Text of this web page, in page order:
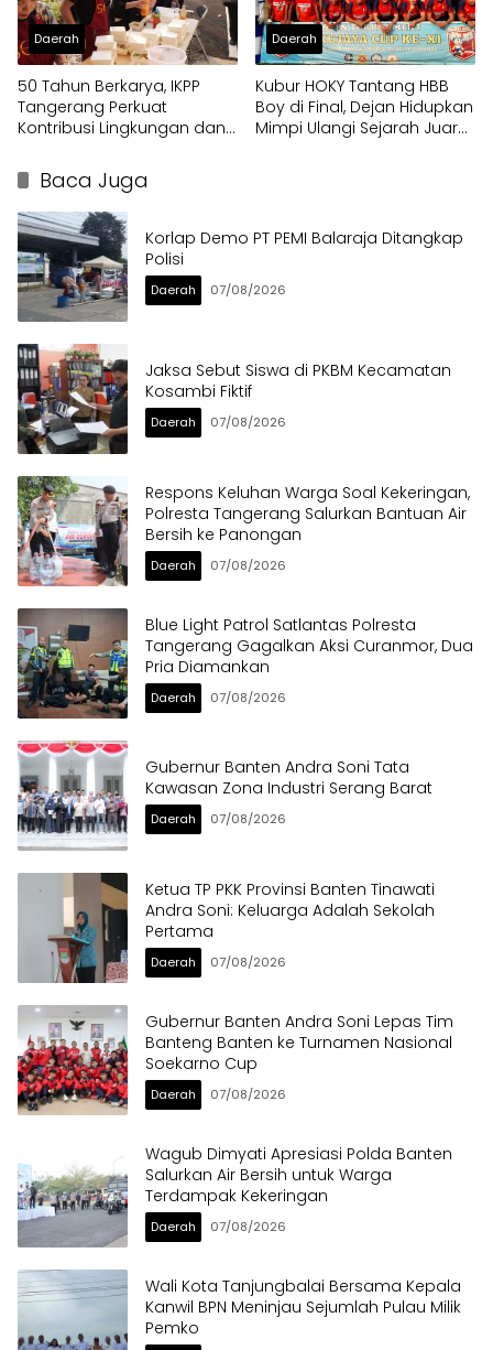
Daerah
50 Tahun Berkarya, IKPP
Tangerang Perkuat
Kontribusi Lingkungan dan
Penghargaan Berkelanjutan
Daerah
Kubur HOKY Tantang HBB
Boy di Final, Dejan Hidupkan
Mimpi Ulangi Sejarah Juara
Baca Juga
Korlap Demo PT PEMI Balaraja Ditangkap
Polisi
Daerah 07/08/2026
Jaksa Sebut Siswa di PKBM Kecamatan
Kosambi Fiktif
Daerah 07/08/2026
Respons Keluhan Warga Soal Kekeringan,
Polresta Tangerang Salurkan Bantuan Air
Bersih ke Panongan
Daerah 07/08/2026
Blue Light Patrol Satlantas Polresta
Tangerang Gagalkan Aksi Curanmor, Dua
Pria Diamankan
Daerah 07/08/2026
Gubernur Banten Andra Soni Tata
Kawasan Zona Industri Serang Barat
Daerah 07/08/2026
Ketua TP PKK Provinsi Banten Tinawati
Andra Soni: Keluarga Adalah Sekolah
Pertama
Daerah 07/08/2026
Gubernur Banten Andra Soni Lepas Tim
Banteng Banten ke Turnamen Nasional
Soekarno Cup
Daerah 07/08/2026
Wagub Dimyati Apresiasi Polda Banten
Salurkan Air Bersih untuk Warga
Terdampak Kekeringan
Daerah 07/08/2026
Wali Kota Tanjungbalai Bersama Kepala
Kanwil BPN Meninjau Sejumlah Pulau Milik
Pemko